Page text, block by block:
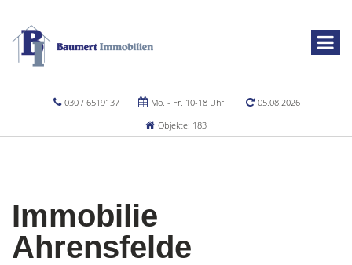
030 / 6519137 Mo. - Fr. 10-18 Uhr
05.08.2026
Objekte: 183
Immobilie
Ahrensfelde